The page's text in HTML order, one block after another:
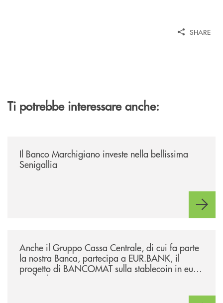
SHARE
Ti potrebbe interessare anche:
Il Banco Marchigiano investe nella bellissima
Senigallia
Anche il Gruppo Cassa Centrale, di cui fa parte
la nostra Banca, partecipa a EUR.BANK, il
progetto di BANCOMAT sulla stablecoin in euro
e sul relativo ecosistema